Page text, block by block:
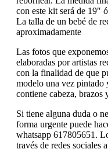
con este kit será de 19″
La talla de un bebé de
aproximadamente
Las fotos que
elaboradas por artistas
con la finalidad de que
modelo una vez pintado
contiene cabeza, brazos
Si tiene alguna duda o
forma urgente puede
whatsapp 617805651.
través de redes sociales